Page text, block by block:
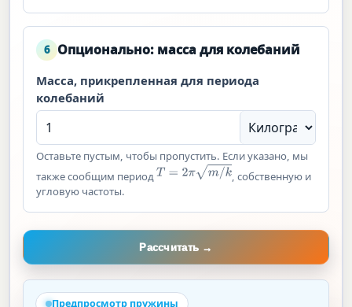
6 Опционально: масса для колебаний
Масса, прикрепленная для периода
колебаний
Оставьте пустым, чтобы пропустить. Если указано, мы
также сообщим периодT= 2π m/k
, собственную и
угловую частоты.
Рассчитать →
Предпросмотр пружины